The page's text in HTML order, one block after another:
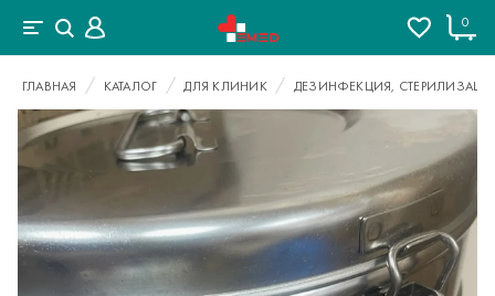
0
ГЛАВНАЯ КАТАЛОГ ДЛЯ КЛИНИК ДЕЗИНФЕКЦИЯ,